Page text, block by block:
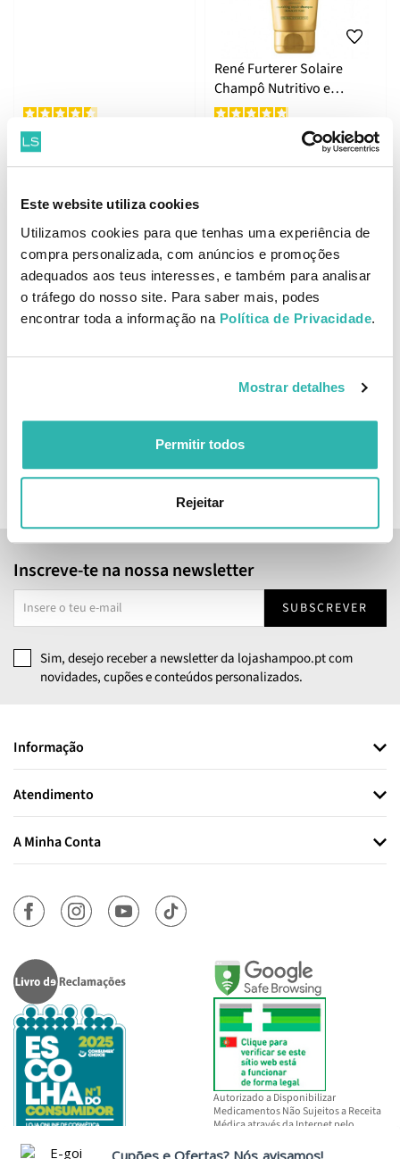
Este website utiliza cookies
Utilizamos cookies para que tenhas uma experiência de
compra personalizada, com anúncios e promoções
adequados aos teus interesses, e também para analisar
o tráfego do nosso site. Para saber mais, podes
encontrar toda a informação na Política de Privacidade.
Mostrar detalhes
Permitir todos
Rejeitar
€13.
ADICIONAR
René Furterer Solaire
Champô Nutritivo e
Reparador, depois do sol
13
PVPR
René Furterer Solaire Gel
Duche Nutritivo, depois do
€10. €17. PVPR
ADICIONAR
Melhor Preço
Fluido Proteção Solar para
Cabelo KPF50+ 100ml
€12. €22. PVPR
BREVEMENTE ONLINE
Inscreve-te na nossa newsletter
SUBSCREVER
Sim, desejo receber a newsletter da lojashampoo.pt com
novidades, cupões e conteúdos personalizados.
Informação
Atendimento
A Minha Conta
Autorizado a Disponibilizar
Medicamentos Não Sujeitos a Receita
Médica através da Internet pelo